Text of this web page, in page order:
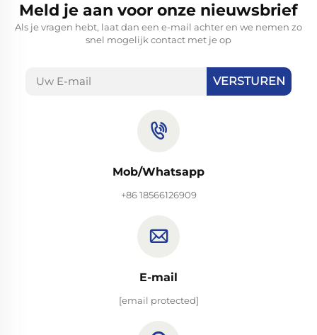
Meld je aan voor onze nieuwsbrief
Als je vragen hebt, laat dan een e-mail achter en we nemen zo
snel mogelijk contact met je op
VERSTUREN
Mob/Whatsapp
+86 18566126909
E-mail
[email protected]